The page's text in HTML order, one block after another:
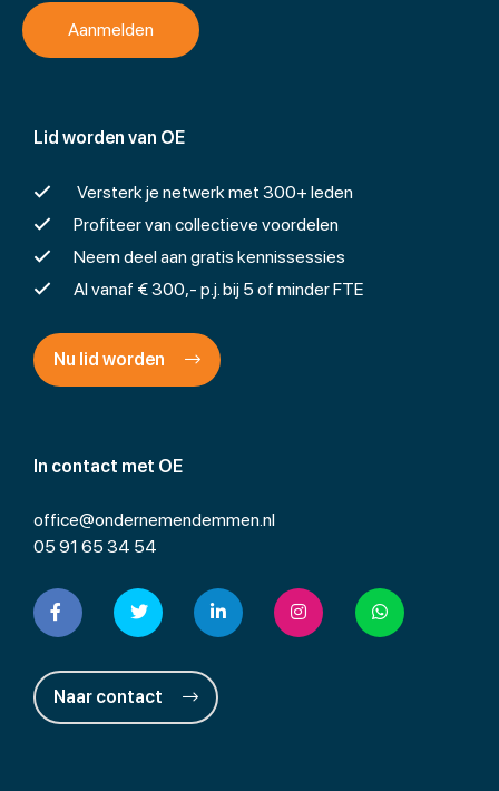
In contact met OE
office@ondernemendemmen.nl
05 91 65 34 54
Naar contact
Lid worden van OE
Versterk je netwerk met 300+ leden
Profiteer van collectieve voordelen
Neem deel aan gratis kennissessies
Al vanaf € 300,- p.j. bij 5 of minder FTE
Nu lid worden